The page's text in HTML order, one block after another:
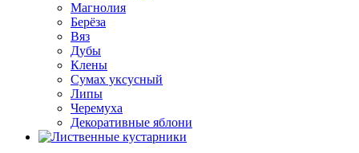
Магнолия
Берёза
Вяз
Дубы
Клены
Сумах уксусный
Липы
Черемуха
Декоративные яблони